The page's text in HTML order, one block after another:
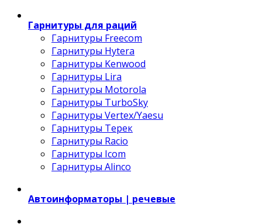
Гарнитуры для раций
Гарнитуры Freecom
Гарнитуры Hytera
Гарнитуры Kenwood
Гарнитуры Lira
Гарнитуры Motorola
Гарнитуры TurboSky
Гарнитуры Vertex/Yaesu
Гарнитуры Терек
Гарнитуры Racio
Гарнитуры Icom
Гарнитуры Alinco
Автоинформаторы | речевые